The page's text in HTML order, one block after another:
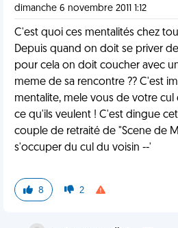
dimanche 6 novembre 2011 1:12
C'est quoi ces mentalités chez
Depuis quand on doit se priver
pour cela on doit coucher avec
meme de sa rencontre ?? C'est
mentalite, mele vous de votre cul
ce qu'ils veulent ! C'est dingue
couple de retraité de "Scene de
s'occuper du cul du voisin --'
8 2